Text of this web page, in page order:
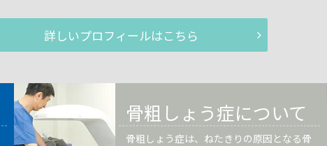
詳しいプロフィールはこちら
骨粗しょう症について
骨粗しょう症は、ねたきりの原因となる骨